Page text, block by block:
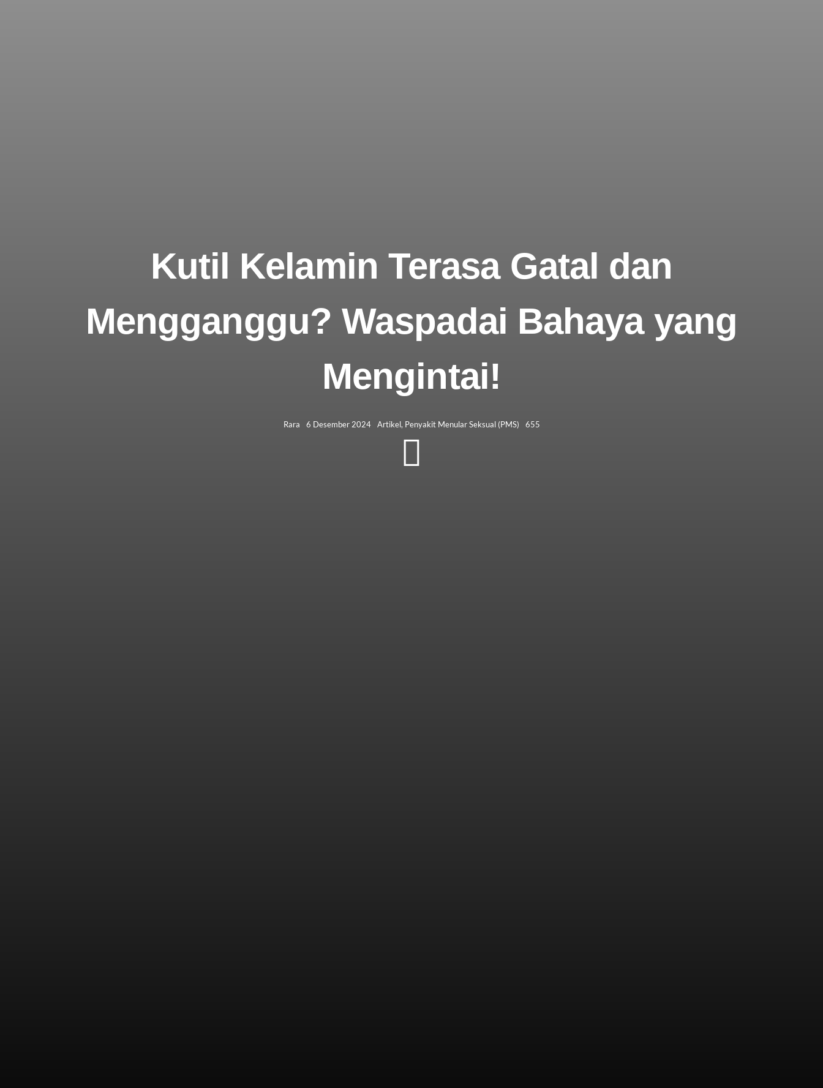
Kutil Kelamin Terasa Gatal dan
Mengganggu? Waspadai Bahaya yang
Mengintai!
Rara 6 Desember 2024 Artikel, Penyakit Menular Seksual (PMS) 655